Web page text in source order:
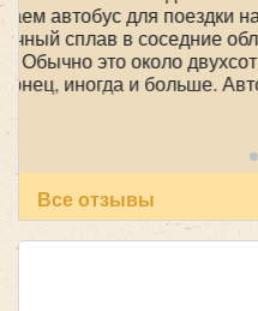
Российской
паломническую
Хотим выразить
нашему водителю
специалистов! Очень
автобусе всегда
рекомендуем
компанией , все
Желаем успехов и
Все отзывы
Цена от:
Iveco